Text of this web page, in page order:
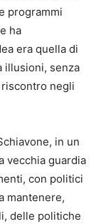
programmi
ha
era quella di
illusioni, senza
negli
in un
vecchia guardia
con politici
mantenere,
delle politiche